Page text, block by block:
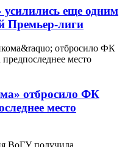
усилились еще одним
Премьер-лиги
отбросило ФК
место